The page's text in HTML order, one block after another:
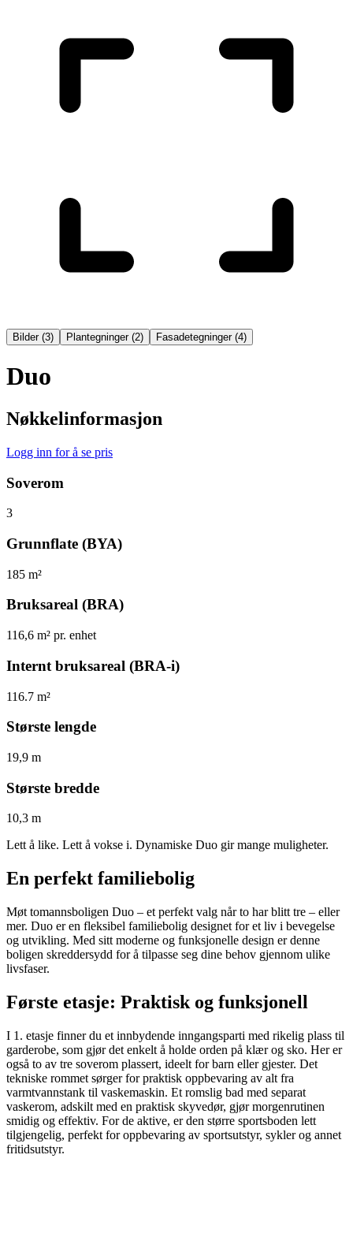
Bilder(3) Plantegninger(2) Fasadetegninger(4)
Duo
Nøkkelinformasjon
Logg inn for å se pris
Soverom
3
Grunnflate (BYA)
185 m²
Bruksareal (BRA)
116,6 m² pr. enhet
Internt bruksareal (BRA-i)
116.7 m²
Største lengde
19,9 m
Største bredde
10,3 m
Lett å like. Lett å vokse i. Dynamiske Duo gir mange muligheter.
En perfekt familiebolig
Møt tomannsboligen Duo – et perfekt valg når to har blitt tre – eller
mer. Duo er en fleksibel familiebolig designet for et liv i bevegelse
og utvikling. Med sitt moderne og funksjonelle design er denne
boligen skreddersydd for å tilpasse seg dine behov gjennom ulike
livsfaser.
Første etasje: Praktisk og funksjonell
I 1. etasje finner du et innbydende inngangsparti med rikelig plass til
garderobe, som gjør det enkelt å holde orden på klær og sko. Her er
også to av tre soverom plassert, ideelt for barn eller gjester. Det
tekniske rommet sørger for praktisk oppbevaring av alt fra
varmtvannstank til vaskemaskin. Et romslig bad med separat
vaskerom, adskilt med en praktisk skyvedør, gjør morgenrutinen
smidig og effektiv. For de aktive, er den større sportsboden lett
tilgjengelig, perfekt for oppbevaring av sportsutstyr, sykler og annet
fritidsutstyr.